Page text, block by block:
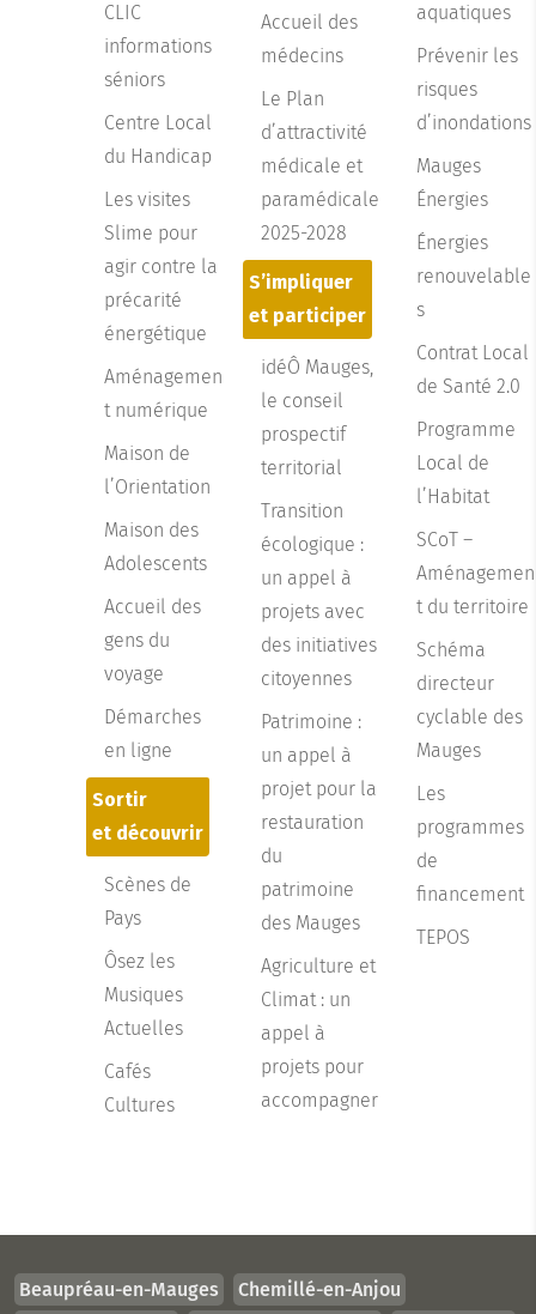
CLIC
informations
séniors
Centre Local
du Handicap
Les visites
Slime pour
agir contre la
précarité
énergétique
Aménagemen
t numérique
Maison de
l’Orientation
Maison des
Adolescents
Accueil des
gens du
voyage
Démarches
en ligne
Sortir
et découvrir
Scènes de
Pays
Ôsez les
Musiques
Actuelles
Cafés
Cultures
Accueil des
médecins
Le Plan
d’attractivité
médicale et
paramédicale
2025-2028
S’impliquer
et participer
idéÔ Mauges,
le conseil
prospectif
territorial
Transition
écologique :
un appel à
projets avec
des initiatives
citoyennes
Patrimoine :
un appel à
projet pour la
restauration
du
patrimoine
des Mauges
Agriculture et
Climat : un
appel à
projets pour
accompagner
aquatiques
Prévenir les
risques
d’inondations
Mauges
Énergies
Énergies
renouvelable
s
Contrat Local
de Santé 2.0
Programme
Local de
l’Habitat
SCoT –
Aménagemen
t du territoire
Schéma
directeur
cyclable des
Mauges
Les
programmes
de
financement
TEPOS
Beaupréau-en-Mauges
Chemillé-en-Anjou